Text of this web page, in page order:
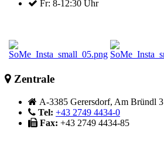
Fr: 8-12:30 Uhr
Zentrale
A-3385 Gerersdorf, Am Bründl 3
Tel: +43 2749 4434-0
Fax: +43 2749 4434-85